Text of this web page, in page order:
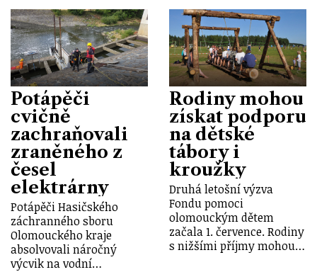
Potápěči
cvičně
zachraňovali
zraněného z
česel
elektrárny
Potápěči Hasičského
záchranného sboru
Olomouckého kraje
absolvovali náročný
výcvik na vodní…
Rodiny mohou
získat podporu
na dětské
tábory i
kroužky
Druhá letošní výzva
Fondu pomoci
olomouckým dětem
začala 1. července. Rodiny
s nižšími příjmy mohou…